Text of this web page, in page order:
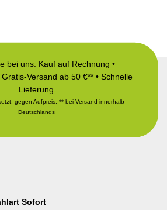
bei uns: Kauf auf Rechnung •
Versand ab 50 €** • Schnelle
Lieferung
gegen Aufpreis, ** bei Versand innerhalb
Deutschlands